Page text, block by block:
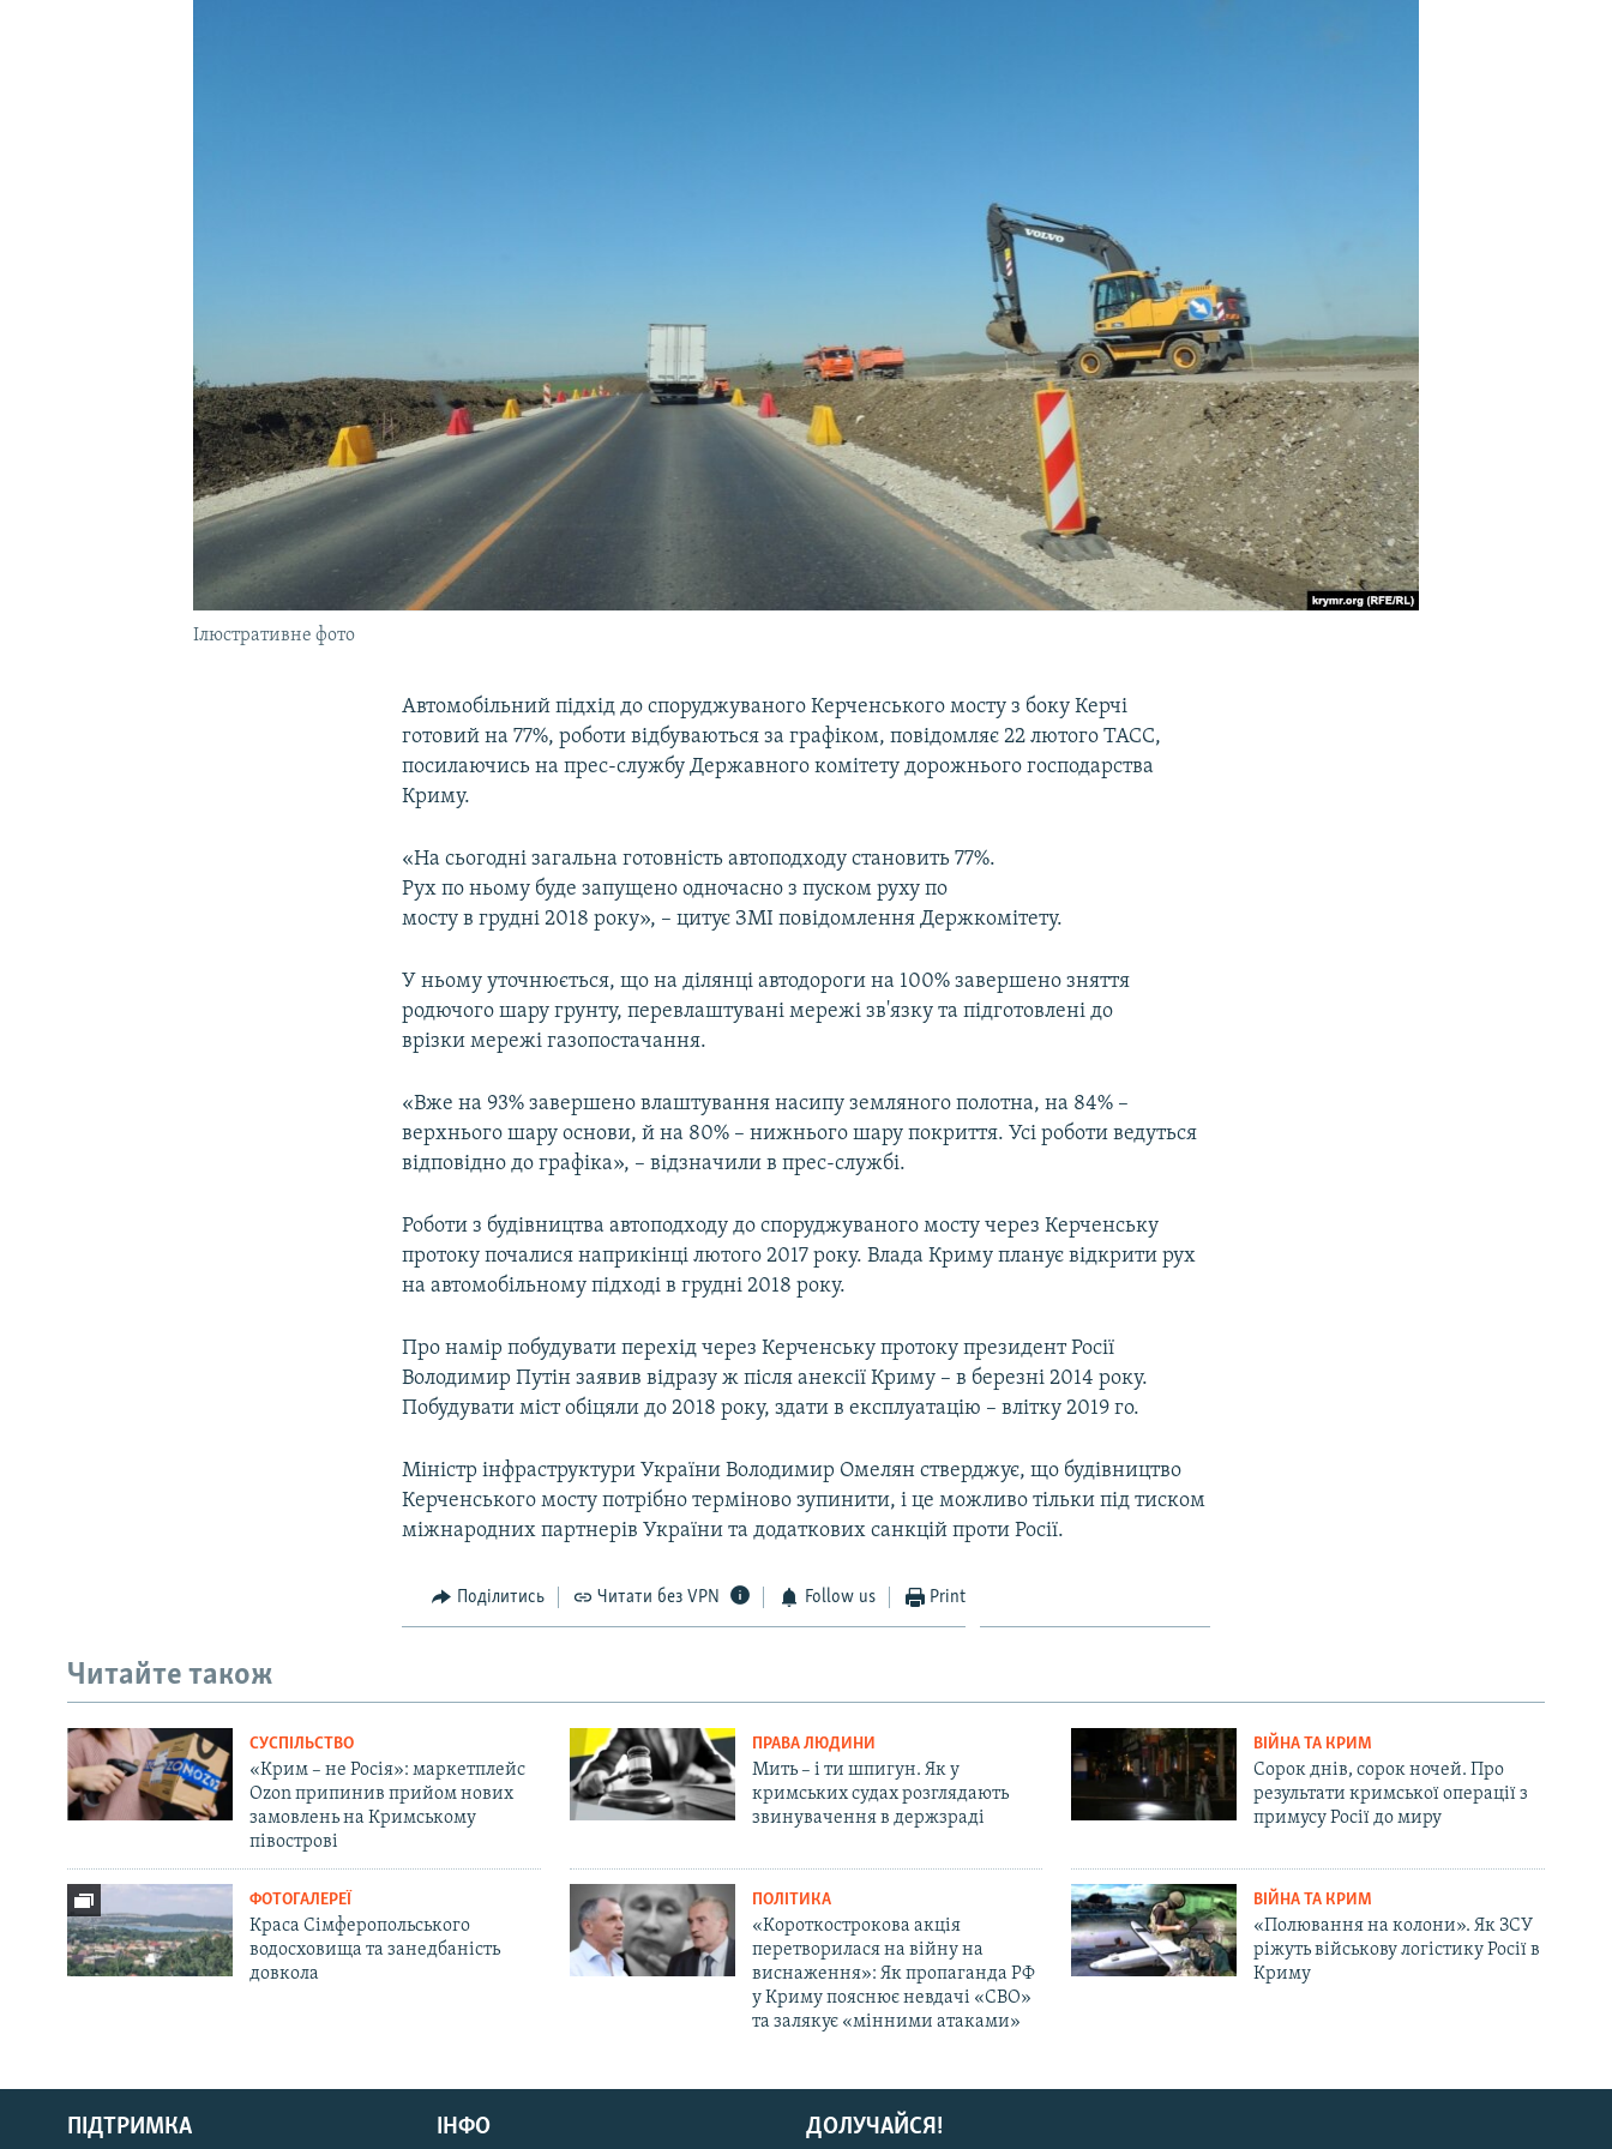
Русский
Qırımtatar
Ілюстративне фото
Автомобільний підхід до споруджуваного Керченського мосту з боку Керчі
готовий на 77%, роботи відбуваються за графіком, повідомляє 22 лютого ТАСС,
посилаючись на прес-службу Державного комітету дорожнього господарства
Криму.
«На сьогодні загальна готовність автоподходу становить 77%.
Рух по ньому буде запущено одночасно з пуском руху по
мосту в грудні 2018 року», – цитує ЗМІ повідомлення Держкомітету.
У ньому уточнюється, що на ділянці автодороги на 100% завершено зняття
родючого шару грунту, перевлаштувані мережі зв'язку та підготовлені до
врізки мережі газопостачання.
«Вже на 93% завершено влаштування насипу земляного полотна, на 84% –
верхнього шару основи, й на 80% – нижнього шару покриття. Усі роботи ведуться
відповідно до графіка», – відзначили в прес-службі.
Роботи з будівництва автоподходу до споруджуваного мосту через Керченську
протоку почалися наприкінці лютого 2017 року. Влада Криму планує відкрити рух
на автомобільному підході в грудні 2018 року.
Про намір побудувати перехід через Керченську протоку президент Росії
Володимир Путін заявив відразу ж після анексії Криму – в березні 2014 року.
Побудувати міст обіцяли до 2018 року, здати в експлуатацію – влітку 2019 го.
Міністр інфраструктури України Володимир Омелян стверджує, що будівництво
Керченського мосту потрібно терміново зупинити, і це можливо тільки під тиском
міжнародних партнерів України та додаткових санкцій проти Росії.
Поділитись Читати без VPN Follow us Print
Читайте також
СУСПІЛЬСТВО
«Крим – не Росія»: маркетплейс
Ozon припинив прийом нових
замовлень на Кримському
півострові
ПРАВА ЛЮДИНИ
Мить – і ти шпигун. Як у
кримських судах розглядають
звинувачення в держзраді
ВІЙНА ТА КРИМ
Сорок днів, сорок ночей. Про
результати кримської операції з
примусу Росії до миру
ФОТОГАЛЕРЕЇ
Краса Сімферопольського
водосховища та занедбаність
довкола
ПОЛІТИКА
«Короткострокова акція
перетворилася на війну на
виснаження»: Як пропаганда РФ
у Криму пояснює невдачі «СВО»
та залякує «мінними атаками»
ВІЙНА ТА КРИМ
«Полювання на колони». Як ЗСУ
ріжуть військову логістику Росії в
Криму
ДОЛУЧАЙСЯ!
ПІДТРИМКА ІНФО